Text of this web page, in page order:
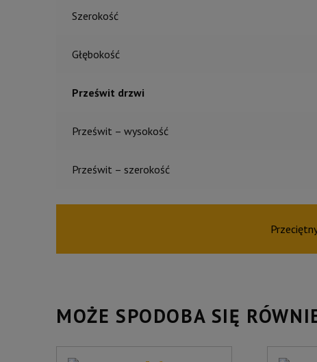
Szerokość
Głębokość
Prześwit drzwi
Prześwit – wysokość
Prześwit – szerokość
MOŻE SPODOBA SIĘ